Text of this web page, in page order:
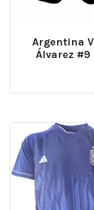
Argentina
Álvarez